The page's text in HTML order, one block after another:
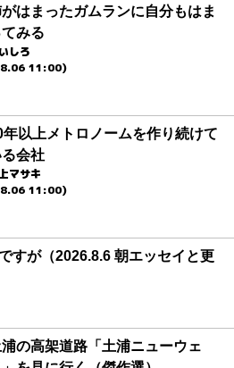
はまったガムランに自分もはま
てみる
しろ
11:00)
年以上メトロノームを作り続けて
会社
マサキ
11:00)
すが（2026.8.6 朝エッセイと更
浦の高架道路「土浦ニューウェ